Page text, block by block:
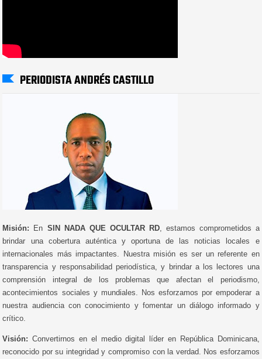
PERIODISTA ANDRÉS CASTILLO
Misión: En SIN NADA QUE OCULTAR RD, estamos comprometidos a
brindar una cobertura auténtica y oportuna de las noticias locales e
internacionales más impactantes. Nuestra misión es ser un referente en
transparencia y responsabilidad periodística, y brindar a los lectores una
comprensión integral de los problemas que afectan el periodismo,
acontecimientos sociales y mundiales. Nos esforzamos por empoderar a
nuestra audiencia con conocimiento y fomentar un diálogo informado y
crítico.
Visión: Convertirnos en el medio digital líder en República Dominicana,
reconocido por su integridad y compromiso con la verdad. Nos esforzamos